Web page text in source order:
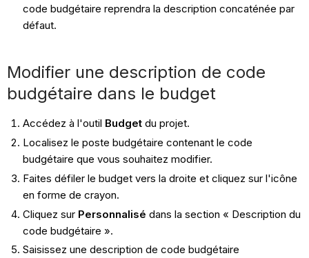
code budgétaire reprendra la description concaténée par
défaut.
Modifier une description de code
budgétaire dans le budget
Accédez à l'outil Budgetdu projet.
Localisez le poste budgétaire contenant le code
budgétaire que vous souhaitez modifier.
Faites défiler le budget vers la droite et cliquez sur l'icône
en forme de crayon.
Cliquez sur Personnalisé dans la section « Description du
code budgétaire ».
Saisissez une description de code budgétaire